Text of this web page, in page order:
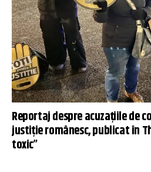
Reportaj despre acuzațiile de
justiție românesc, publicat în
toxic”